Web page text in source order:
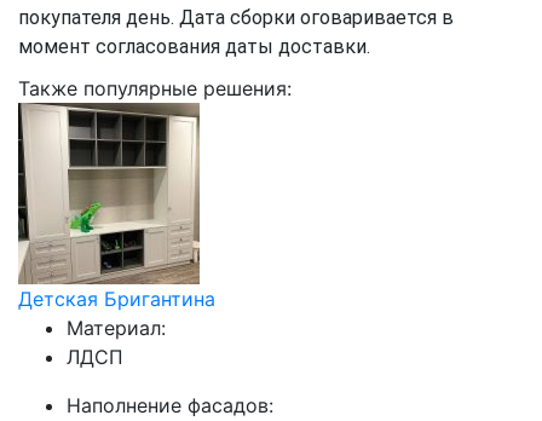
покупателя день. Дата сборки оговаривается в
момент согласования даты доставки.
Также популярные решения:
Детская Бригантина
Материал:
ЛДСП
Наполнение фасадов: